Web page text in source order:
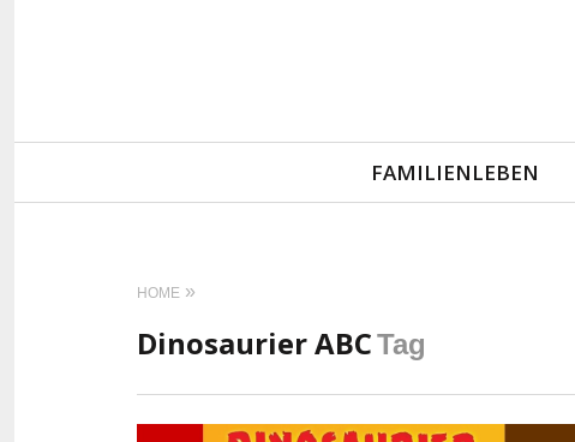
Navigation
FAMILIENLEBEN
HOME
Dinosaurier ABCTag